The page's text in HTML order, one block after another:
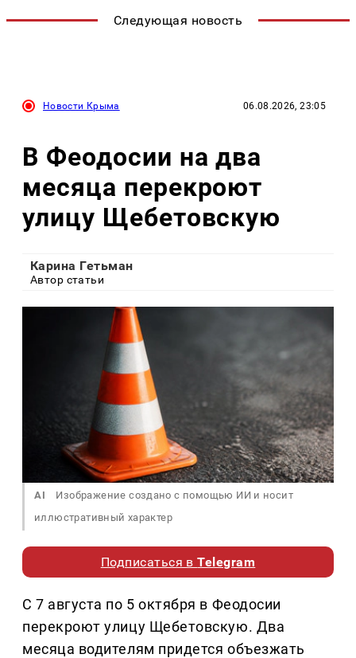
Следующая новость
Новости Крыма 06.08.2026, 23:05
В Феодосии на два
месяца перекроют
улицу Щебетовскую
Карина Гетьман
Автор статьи
AI
Изображение создано с помощью ИИ и носит
иллюстративный характер
Подписаться вTelegram
С 7 августа по 5 октября в Феодосии
перекроют улицу Щебетовскую. Два
месяца водителям придется объезжать